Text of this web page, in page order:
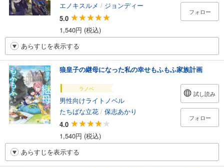
エノキスルメ / ジョンディー
5.0
1,540円 (税込)
フォロー
あらすじを表示する
狼皇子の継母になった私の幸せもふもふ家族計画
ラノベ
男性向けライトノベル
たちばな立花 / 保志あかり
4.0
1,540円 (税込)
試し読み
フォロー
あらすじを表示する